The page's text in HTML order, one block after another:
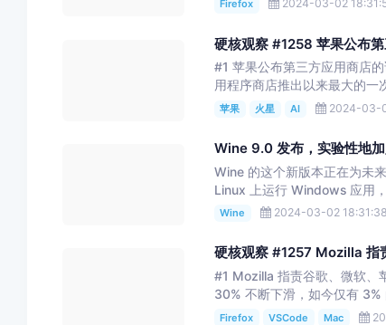
Firefox 2024-03-02
硬核观察 #1258 苹果公布
#1 苹果公布第三方应用商店
用程序商店推出以来最大的一
苹果 火星 AI 2024-03-
Wine 9.0 发布，实验性地
Wine 的这个新版本正在为未
Linux 上运行 Windows 应用
Wine 2024-03-02 18:31:38
硬核观察 #1257 Mozilla 指
#1 Mozilla 指责谷歌、微软、
30% 不断下滑，如今仅有 3%
Firefox VSCode Mac